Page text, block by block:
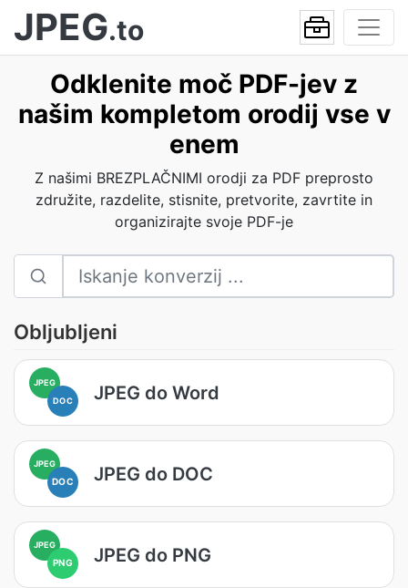
JPEG.to
Odklenite moč PDF-jev z
našim kompletom orodij vse v
enem
Z našimi BREZPLAČNIMI orodji za PDF preprosto
združite, razdelite, stisnite, pretvorite, zavrtite in
organizirajte svoje PDF-je
Obljubljeni
JPEG
DOC
JPEG do Word
JPEG
DOC JPEG do DOC
JPEG
PNG JPEG do PNG